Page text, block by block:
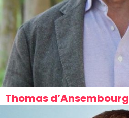
Thomas d’Ansembourg